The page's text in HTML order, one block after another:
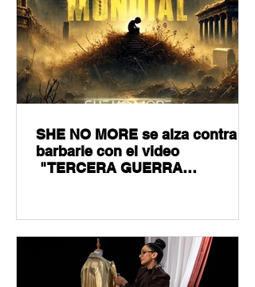
SHE NO MORE se alza contra la
barbarie con el video
"TERCERA GUERRA